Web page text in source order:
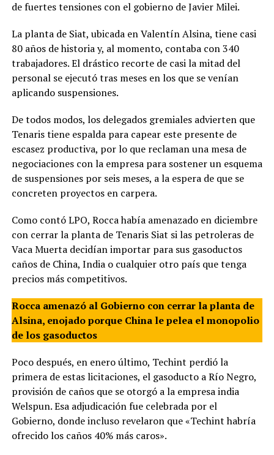
de fuertes tensiones con el gobierno de Javier Milei.
La planta de Siat, ubicada en Valentín Alsina, tiene casi
80 años de historia y, al momento, contaba con 340
trabajadores. El drástico recorte de casi la mitad del
personal se ejecutó tras meses en los que se venían
aplicando suspensiones.
De todos modos, los delegados gremiales advierten que
Tenaris tiene espalda para capear este presente de
escasez productiva, por lo que reclaman una mesa de
negociaciones con la empresa para sostener un esquema
de suspensiones por seis meses, a la espera de que se
concreten proyectos en carpera.
Como contó LPO, Rocca había amenazado en diciembre
con cerrar la planta de Tenaris Siat si las petroleras de
Vaca Muerta decidían importar para sus gasoductos
caños de China, India o cualquier otro país que tenga
precios más competitivos.
Rocca amenazó al Gobierno con cerrar la planta de
Alsina, enojado porque China le pelea el monopolio
de los gasoductos
Poco después, en enero último, Techint perdió la
primera de estas licitaciones, el gasoducto a Río Negro,
provisión de caños que se otorgó a la empresa india
Welspun. Esa adjudicación fue celebrada por el
Gobierno, donde incluso revelaron que «Techint habría
ofrecido los caños 40% más caros».